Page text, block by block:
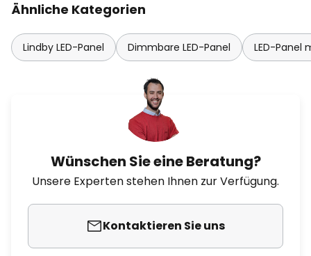
Ähnliche Kategorien
Lindby LED-Panel Dimmbare LED-Panel LED-Panel
Wünschen Sie eine Beratung?
Unsere Experten stehen Ihnen zur Verfügung.
Kontaktieren Sie uns